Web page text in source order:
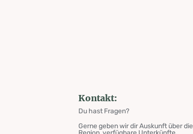
Kontakt:
Du hast Fragen?
Gerne geben wir dir Auskunft über die